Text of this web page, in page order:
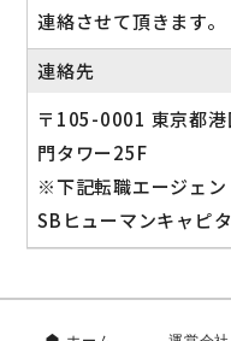
連絡させて頂きます。
連絡先
〒105-0001 東京都
門タワー25F
※下記転職エージェ
SBヒューマンキャピ